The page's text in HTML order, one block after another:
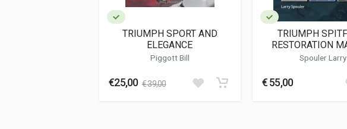
Informazioni aggiuntive
TRIUMPH SPORT AND
ELEGANCE
Piggott Bill
€25,00 € 39,00
TRIUMPH
RESTORATION
Spouler Larry
€ 55,00